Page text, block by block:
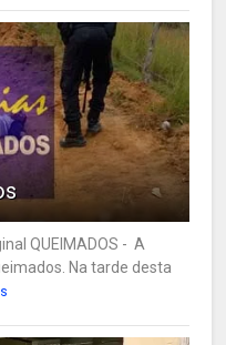
QUEIMADOS - A
Na tarde desta